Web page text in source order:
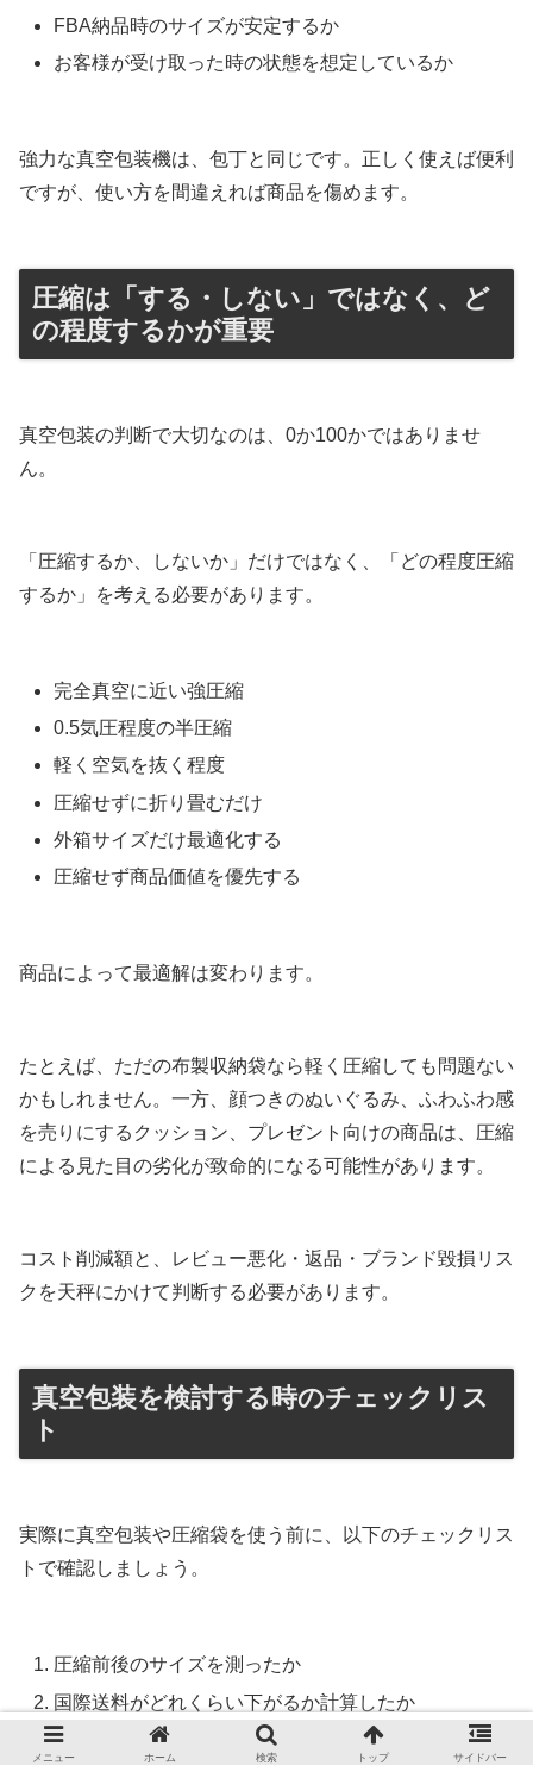
FBA納品時のサイズが安定するか
お客様が受け取った時の状態を想定しているか
強力な真空包装機は、包丁と同じです。正しく使えば便利
ですが、使い方を間違えれば商品を傷めます。
圧縮は「する・しない」ではなく、ど
の程度するかが重要
真空包装の判断で大切なのは、0か100かではありませ
ん。
「圧縮するか、しないか」だけではなく、「どの程度圧縮
するか」を考える必要があります。
完全真空に近い強圧縮
0.5気圧程度の半圧縮
軽く空気を抜く程度
圧縮せずに折り畳むだけ
外箱サイズだけ最適化する
圧縮せず商品価値を優先する
商品によって最適解は変わります。
たとえば、ただの布製収納袋なら軽く圧縮しても問題ない
かもしれません。一方、顔つきのぬいぐるみ、ふわふわ感
を売りにするクッション、プレゼント向けの商品は、圧縮
による見た目の劣化が致命的になる可能性があります。
コスト削減額と、レビュー悪化・返品・ブランド毀損リス
クを天秤にかけて判断する必要があります。
真空包装を検討する時のチェックリス
ト
実際に真空包装や圧縮袋を使う前に、以下のチェックリス
トで確認しましょう。
圧縮前後のサイズを測ったか
国際送料がどれくらい下がるか計算したか
FBA手数料のサイズ区分が変わるか確認したか
メニュー ホーム 検索 トップ サイドバー